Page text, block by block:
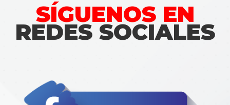
SÍGUENOS EN
REDES SOCIALES